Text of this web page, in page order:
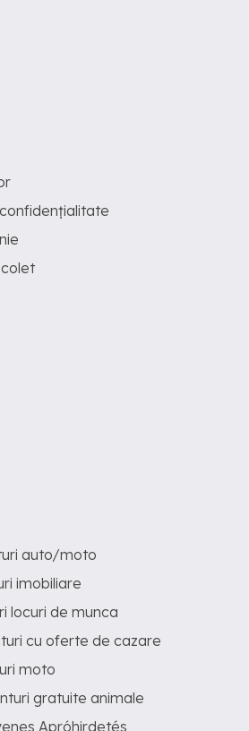
auto/moto
imobiliare
locuri de munca
cu oferte de cazare
moto
gratuite animale
Apróhirdetés